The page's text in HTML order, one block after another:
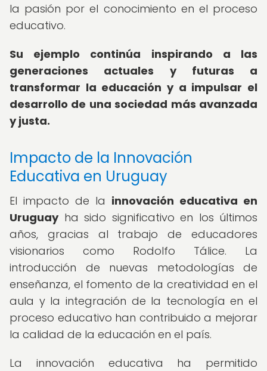
la pasión por el conocimiento en el proceso
educativo.
Su ejemplo continúa inspirando a las
generaciones actuales y futuras a
transformar la educación y a impulsar el
desarrollo de una sociedad más avanzada
y justa.
Impacto de la Innovación
Educativa en Uruguay
El impacto de la innovación educativa en
Uruguayha sido significativo en los últimos
años, gracias al trabajo de educadores
visionarios como Rodolfo Tálice. La
introducción de nuevas metodologías de
enseñanza, el fomento de la creatividad en el
aula y la integración de la tecnología en el
proceso educativo han contribuido a mejorar
la calidad de la educación en el país.
La innovación educativa ha permitido